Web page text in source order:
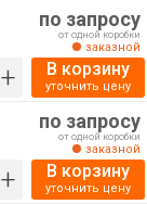
+
по запросу
от одной коробки
заказной
В корзину
уточнить цену
+
по запросу
от одной коробки
заказной
В корзину
уточнить цену